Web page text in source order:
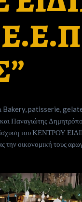
Bakery, patisserie,
Παναγιώτης
ενίσχυση του
οικονομική τους